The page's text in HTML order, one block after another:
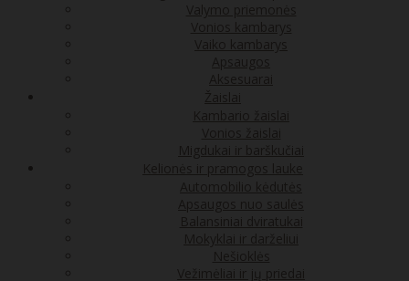
Valymo priemonės
Vonios kambarys
Vaiko kambarys
Apsaugos
Aksesuarai
Žaislai
Kambario žaislai
Vonios žaislai
Migdukai ir barškučiai
Kelionės ir pramogos lauke
Automobilio kėdutės
Apsaugos nuo saulės
Balansiniai dviratukai
Mokyklai ir darželiui
Nešioklės
Vežimėliai ir jų priedai